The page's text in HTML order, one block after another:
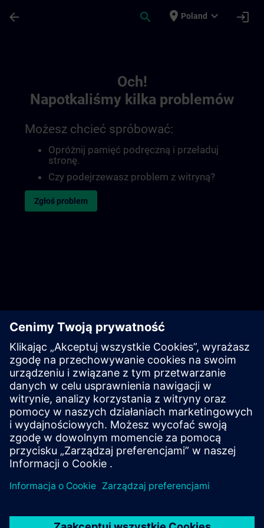
arrow_back search place Poland expand_more login
Och!
Napotkaliśmy kilka problemów
Możesz chcieć spróbować:
Opróżnij pamięć podręczną i przeładuj
stronę.
Czy podejrzewasz problem z witryną?
Zgłoś problem